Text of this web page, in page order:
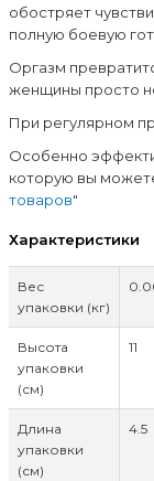
обостряет
полную боевую
Оргазм
женщины просто
При регулярном
Особенно
которую вы
товаров"
Характеристики
Вес
упаковки (кг)
Высота
упаковки
(см)
11
Длина
упаковки
(см)
4.5